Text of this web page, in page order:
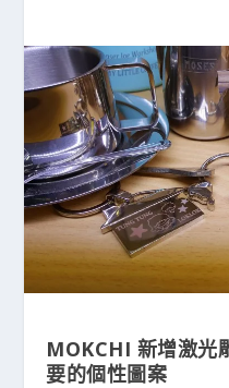
MOKCHI 新增激光
要的個性圖案